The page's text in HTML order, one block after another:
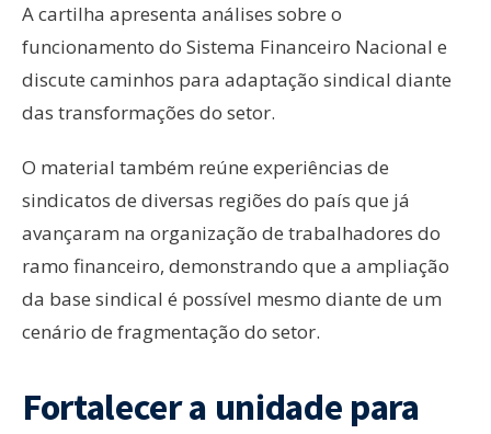
A cartilha apresenta análises sobre o
funcionamento do Sistema Financeiro Nacional e
discute caminhos para adaptação sindical diante
das transformações do setor.
O material também reúne experiências de
sindicatos de diversas regiões do país que já
avançaram na organização de trabalhadores do
ramo financeiro, demonstrando que a ampliação
da base sindical é possível mesmo diante de um
cenário de fragmentação do setor.
Fortalecer a unidade para